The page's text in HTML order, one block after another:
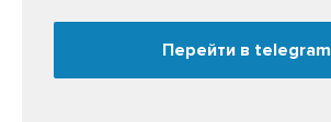
Перейти в telegram